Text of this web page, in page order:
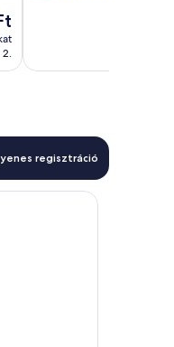
2.
értékelés
regisztráció